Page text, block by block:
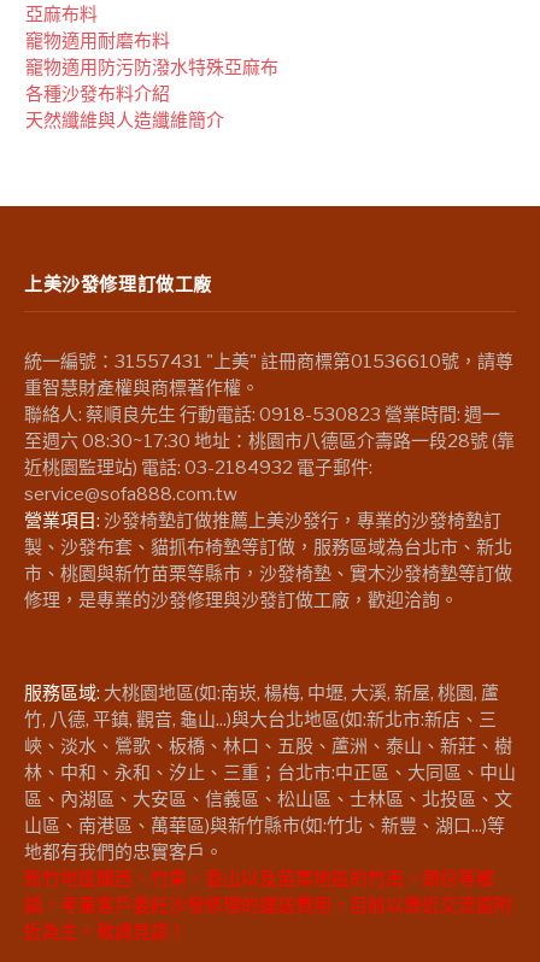
亞麻布料
竉物適用耐磨布料
竉物適用防污防潑水特殊亞麻布
各種沙發布料介紹
天然纖維與人造纖維簡介
上美沙發修理訂做工廠
統一編號：31557431 "上美" 註冊商標第01536610號，請尊
重智慧財產權與商標著作權。
聯絡人: 蔡順良先生 行動電話: 0918-530823 營業時間: 週一
至週六 08:30~17:30 地址：桃園市八德區介壽路一段28號 (靠
近桃園監理站) 電話: 03-2184932 電子郵件:
service@sofa888.com.tw
營業項目: 沙發椅墊訂做推薦上美沙發行，專業的沙發椅墊訂
製、沙發布套、貓抓布椅墊等訂做，服務區域為台北市、新北
市、桃園與新竹苗栗等縣市，沙發椅墊、實木沙發椅墊等訂做
修理，是專業的沙發修理與沙發訂做工廠，歡迎洽詢。
服務區域: 大桃園地區(如:南崁, 楊梅, 中壢, 大溪, 新屋, 桃園, 蘆
竹, 八德, 平鎮, 觀音, 龜山...)與大台北地區(如:新北市:新店、三
峽、淡水、鶯歌、板橋、林口、五股、蘆洲、泰山、新莊、樹
林、中和、永和、汐止、三重；台北市:中正區、大同區、中山
區、內湖區、大安區、信義區、松山區、士林區、北投區、文
山區、南港區、萬華區)與新竹縣市(如:竹北、新豐、湖口...)等
地都有我們的忠實客戶。
新竹地區關西、竹東、香山以及苗栗地區的竹南、頭份等鄉
鎮，考量客戶委託沙發修理的運送費用，目前以靠近交流道附
近為主。敬請見諒！